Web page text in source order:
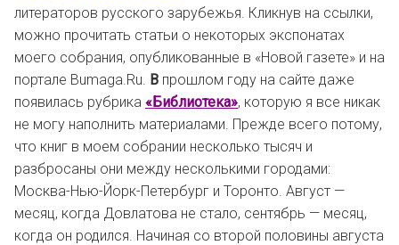
литераторов русского зарубежья. Кликнув на ссылки,
можно прочитать статьи о некоторых экспонатах
моего собрания, опубликованные в «Новой газете» и на
портале Bumaga.Ru. В прошлом году на сайте даже
появилась рубрика «Библиотека», которую я все никак
не могу наполнить материалами. Прежде всего потому,
что книг в моем собрании несколько тысяч и
разбросаны они между несколькими городами:
Москва-Нью-Йорк-Петербург и Торонто. Август —
месяц, когда Довлатова не стало, сентябрь — месяц,
когда он родился. Начиная со второй половины августа